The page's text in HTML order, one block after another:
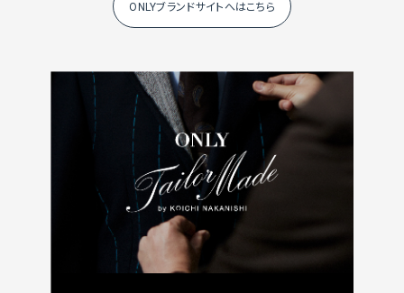
ONLYブランドサイトへはこちら